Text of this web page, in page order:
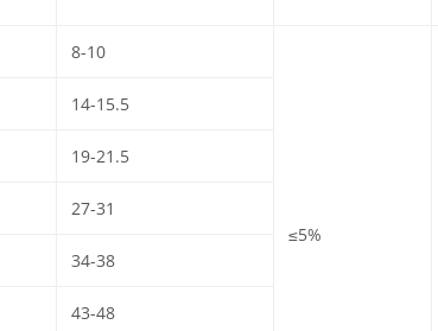
8-10
≤5%
14-15.5
19-21.5
27-31
34-38
43-48